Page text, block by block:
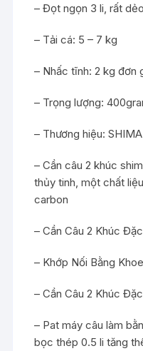
– Đọt ngọn 3 li, rất
– Tải cá: 5 – 7 kg
– Nhấc tĩnh: 2 kg đơn
– Trọng lượng:
– Thương hiệu:
– Cần câu 2 khúc
thủy tinh, một chất
carbon
– Cần Câu 2 Khúc
– Khớp Nối Bằng
– Cần Câu 2 Khúc
– Pat máy câu làm
bọc thép 0.5 li tăng